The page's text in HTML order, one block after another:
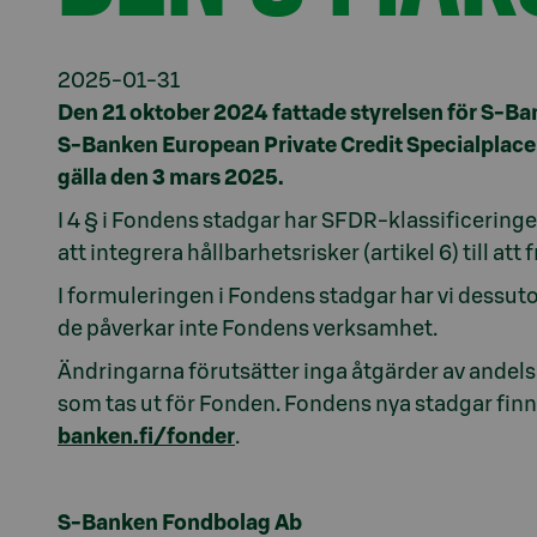
2025-01-31
Den 21 oktober 2024 fattade styrelsen för S-
S-Banken European Private Credit
gälla den 3 mars 2025.
I 4 § i Fondens stadgar har SFDR-
att integrera hållbarhetsrisker (artikel 6) till att
I formuleringen i Fondens stadgar har vi
de påverkar inte Fondens verksamhet.
Ändringarna förutsätter inga åtgärder av
som tas ut för Fonden. Fondens nya stadgar
banken.fi/fonder.
S-Banken Fondbolag Ab